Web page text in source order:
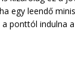
egy leendő
ponttól indulna